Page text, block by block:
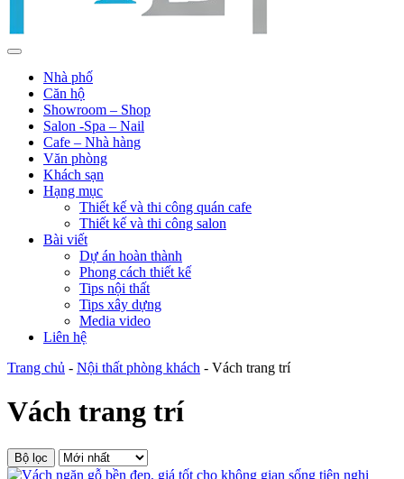
Nhà phố
Căn hộ
Showroom – Shop
Salon -Spa – Nail
Cafe – Nhà hàng
Văn phòng
Khách sạn
Hạng mục
Thiết kế và thi công quán cafe
Thiết kế và thi công salon
Bài viết
Dự án hoàn thành
Phong cách thiết kế
Tips nội thất
Tips xây dựng
Media video
Liên hệ
Trang chủ - Nội thất phòng khách - Vách trang trí
Vách trang trí
Bộ lọc